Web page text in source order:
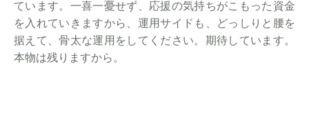
ています。一喜一憂せず、応援の気持ちがこもった資金
を入れていきますから、運用サイドも、どっしりと腰を
据えて、骨太な運用をしてください。期待しています。
本物は残りますから。